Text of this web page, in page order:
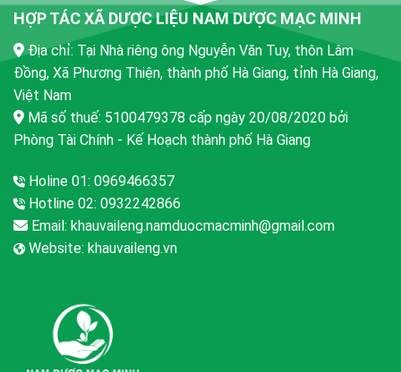
HỢP TÁC XÃ DƯỢC LIỆU NAM DƯỢC MẠC MINH
Địa chỉ: Tại Nhà riêng ông Nguyễn Văn Tuy, thôn Lâm
Đồng, Xã Phương Thiện, thành phố Hà Giang, tỉnh Hà Giang,
Việt Nam
Mã số thuế: 5100479378 cấp ngày 20/08/2020 bởi
Phòng Tài Chính - Kế Hoạch thành phố Hà Giang
Holine 01: 0969466357
Hotline 02: 0932242866
Email: khauvaileng.namduocmacminh@gmail.com
Website: khauvaileng.vn